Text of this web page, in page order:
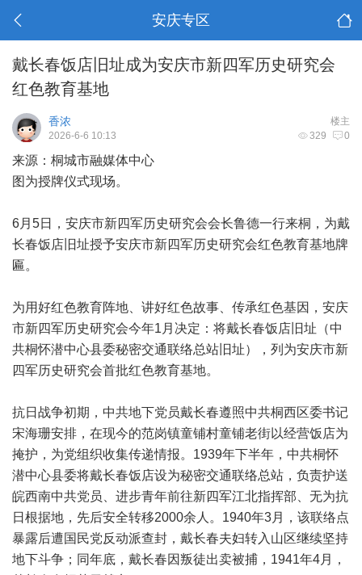
安庆专区
戴长春饭店旧址成为安庆市新四军历史研究会
红色教育基地
楼主
香浓
329 0
2026-6-6 10:13
来源：桐城市融媒体中心
图为授牌仪式现场。
6月5日，安庆市新四军历史研究会会长鲁德一行来桐，为戴
长春饭店旧址授予安庆市新四军历史研究会红色教育基地牌
匾。
为用好红色教育阵地、讲好红色故事、传承红色基因，安庆
市新四军历史研究会今年1月决定：将戴长春饭店旧址（中
共桐怀潜中心县委秘密交通联络总站旧址），列为安庆市新
四军历史研究会首批红色教育基地。
抗日战争初期，中共地下党员戴长春遵照中共桐西区委书记
宋海珊安排，在现今的范岗镇童铺村童铺老街以经营饭店为
掩护，为党组织收集传递情报。1939年下半年，中共桐怀
潜中心县委将戴长春饭店设为秘密交通联络总站，负责护送
皖西南中共党员、进步青年前往新四军江北指挥部、无为抗
日根据地，先后安全转移2000余人。1940年3月，该联络点
暴露后遭国民党反动派查封，戴长春夫妇转入山区继续坚持
地下斗争；同年底，戴长春因叛徒出卖被捕，1941年4月，